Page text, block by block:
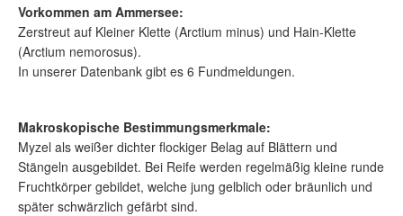
Vorkommen am Ammersee:
Zerstreut auf Kleiner Klette (Arctium minus) und Hain-Klette
(Arctium nemorosus).
In unserer Datenbank gibt es 6 Fundmeldungen.
Makroskopische Bestimmungsmerkmale:
Myzel als weißer dichter flockiger Belag auf Blättern und
Stängeln ausgebildet. Bei Reife werden regelmäßig kleine runde
Fruchtkörper gebildet, welche jung gelblich oder bräunlich und
später schwärzlich gefärbt sind.